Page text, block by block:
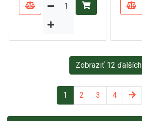
Zobraziť 12 ďalších
1 2 3 4